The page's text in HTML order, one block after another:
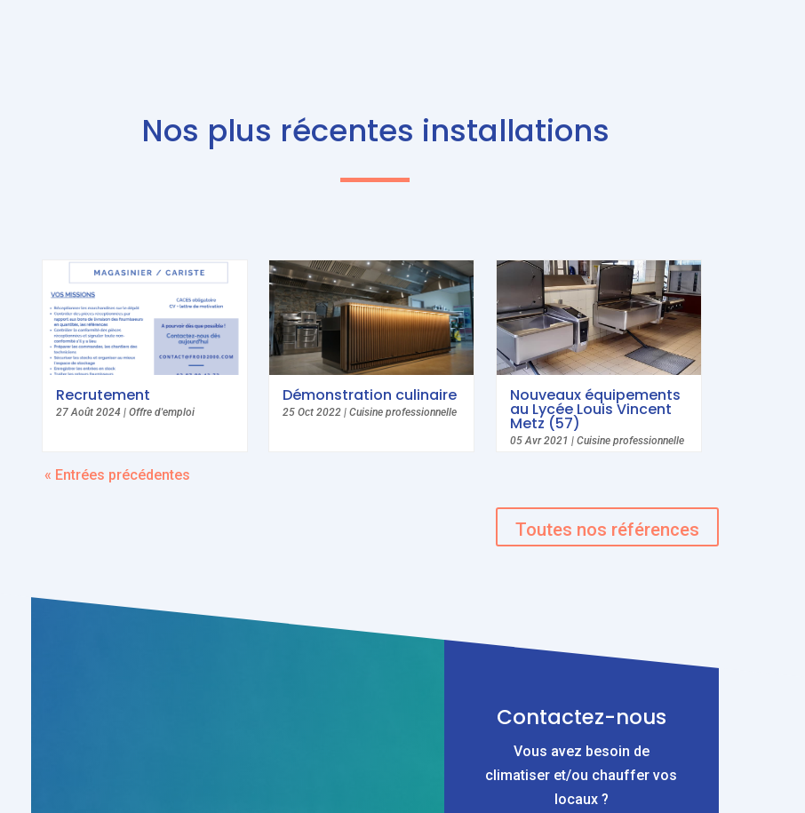
Nos plus récentes installations
Recrutement
27 Août 2024 | Offre d'emploi
Démonstration culinaire
25 Oct 2022 |Cuisine professionnelle
Nouveaux équipements
au Lycée Louis Vincent
Metz (57)
05 Avr 2021 | Cuisine professionnelle
« Entrées précédentes
Toutes nos références
Contactez-nous
Vous avez besoin de
climatiser et/ou chauffer vos
locaux ?